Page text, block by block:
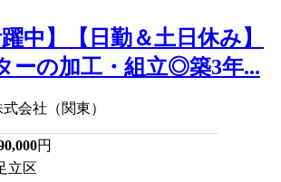
躍中】【日勤＆土日休み】
ーの加工・組立◎築3年...
会社（関東）
円
立区